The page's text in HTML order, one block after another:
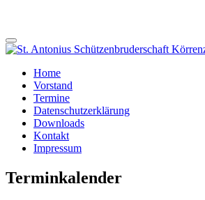
Home
Vorstand
Termine
Datenschutzerklärung
Downloads
Kontakt
Impressum
Terminkalender